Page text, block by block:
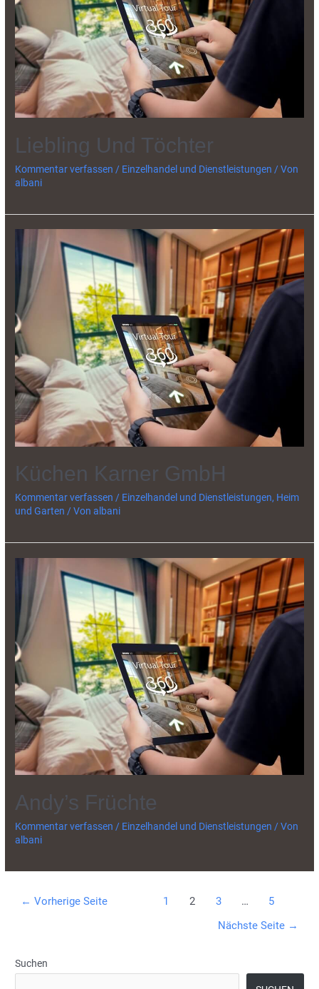
Liebling Und Töchter
Kommentar verfassen / Einzelhandel und Dienstleistungen / Von
albani
Küchen Karner GmbH
Kommentar verfassen / Einzelhandel und Dienstleistungen, Heim
und Garten / Vonalbani
Andy’s Früchte
Kommentar verfassen / Einzelhandel und Dienstleistungen / Von
albani
Beitragsnavigation
← Vorherige Seite 1 2 3 …
5
Nächste Seite →
Suchen